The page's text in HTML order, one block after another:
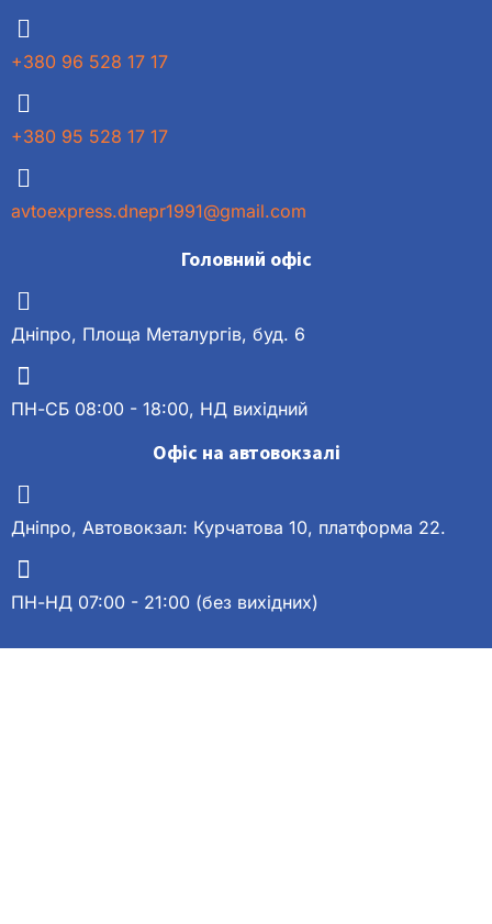
+380 96 528 17 17
+380 95 528 17 17
avtoexpress.dnepr1991@gmail.com
Головний офіс
Дніпро, Площа Металургів, буд. 6
ПН-СБ 08:00 - 18:00, НД вихідний
Офіс на автовокзалі
Дніпро, Автовокзал: Курчатова 10, платформа 22.
ПН-НД 07:00 - 21:00 (без вихідних)